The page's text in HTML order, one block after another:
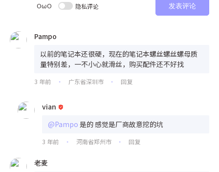
OωO 隐私评论 发表评论
Pampo
以前的笔记本还很硬，现在的笔记本螺丝螺丝螺母质
量特别差，一不小心就滑丝，购买配件还不好找
3 年前 • 广东省深圳市 • 回复
vian
@Pampo 是的 感觉是厂商故意挖的坑
3 年前 • 河南省郑州市 • 回复
老麦